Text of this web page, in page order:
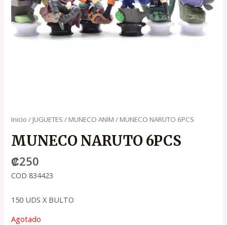
Inicio / JUGUETES / MUNECO ANIM / MUNECO NARUTO 6PCS
MUNECO NARUTO 6PCS
₡250
COD 834423
150 UDS X BULTO
Agotado